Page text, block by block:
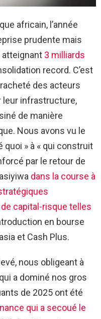
africain, l’année
prudente mais
atteignant 3 milliards
record. C’est
des acteurs
infrastructure,
de manière
Nous avons vu le
quoi » à « qui construit
par le retour de
dans la course à
capital-risque telles
en bourse
et Cash Plus.
nous obligeant à
a dominé nos gros
de 2025 ont été
qui a secoué le